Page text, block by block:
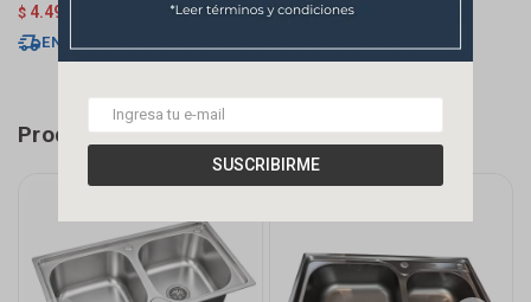
SUSCRIBIRME
$ 4.497
ENVÍO EXPRESS
$ 4.543 $6.490
Productos que te pueden interesar